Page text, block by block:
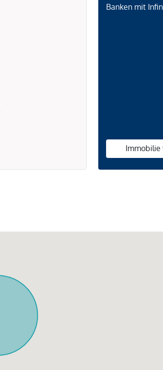
Banken mit
Immobilie